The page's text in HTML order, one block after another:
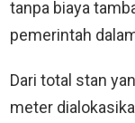
tanpa biaya
pemerintah
Dari total stan
meter